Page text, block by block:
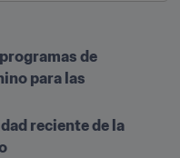
de
para las
reciente de la